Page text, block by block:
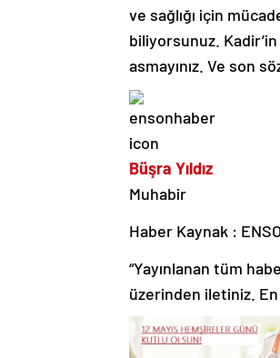
ve sağlığı için
biliyorsunuz.
asmayınız. Ve son
Büşra Yıldız
Muhabir
Haber Kaynak :
“Yayınlanan tüm
üzerinden iletiniz.